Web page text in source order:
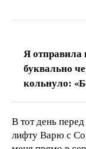
Я отправила
буквально
кольнуло:
В тот день
лифту Варю с